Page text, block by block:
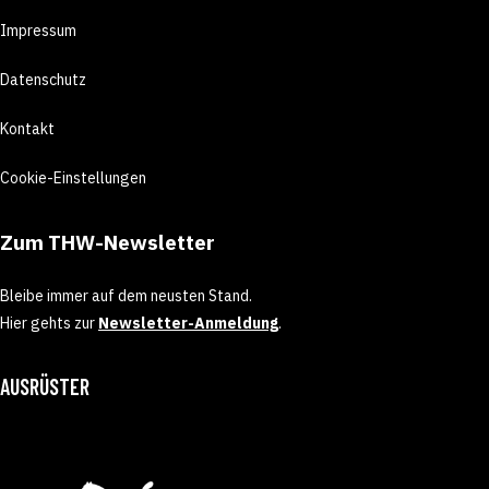
Impressum
Datenschutz
Kontakt
Cookie-Einstellungen
Zum THW-Newsletter
Bleibe immer auf dem neusten Stand.
Hier gehts zur Newsletter-Anmeldung.
AUSRÜSTER